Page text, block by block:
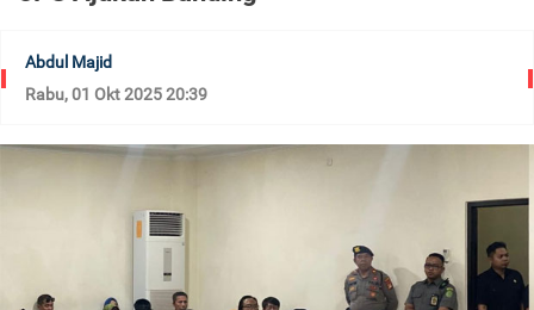
Abdul Majid
Rabu, 01 Okt 2025 20:39